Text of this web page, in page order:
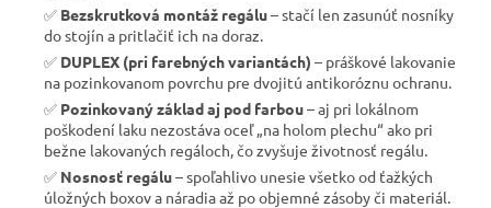
✅ Bezskrutková montáž regálu– stačí len zasunúť nosníky
do stojín a pritlačiť ich na doraz.
✅ DUPLEX (pri farebných variantách) – práškové lakovanie
na pozinkovanom povrchu pre dvojitú antikoróznu ochranu.
✅ Pozinkovaný základ aj pod farbou– aj pri lokálnom
poškodení laku nezostáva oceľ „na holom plechu“ ako pri
bežne lakovaných regáloch, čo zvyšuje životnosť regálu.
✅ Nosnosť regálu– spoľahlivo unesie všetko od ťažkých
úložných boxov a náradia až po objemné zásoby či materiál.